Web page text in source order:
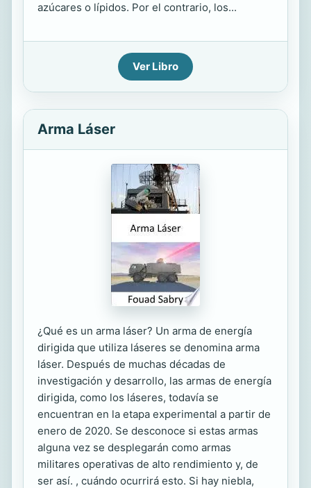
azúcares o lípidos. Por el contrario, los...
Ver Libro
Arma Láser
¿Qué es un arma láser? Un arma de energía
dirigida que utiliza láseres se denomina arma
láser. Después de muchas décadas de
investigación y desarrollo, las armas de energía
dirigida, como los láseres, todavía se
encuentran en la etapa experimental a partir de
enero de 2020. Se desconoce si estas armas
alguna vez se desplegarán como armas
militares operativas de alto rendimiento y, de
ser así. , cuándo ocurrirá esto. Si hay niebla,